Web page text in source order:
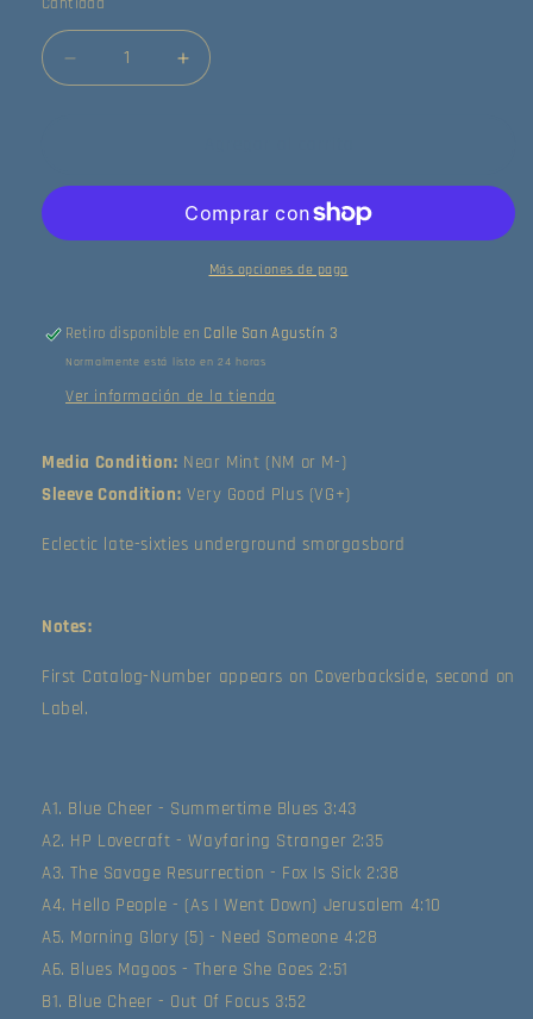
Cantidad
Reducir
cantidad
Electric
(LP)
or
M-))
Aumentar
cantidad
Electric
Food
(LP)
(Near
or
M-))
Más opciones de pago
Retiro disponible en Calle San Agustín 3
Normalmente está listo en 24 horas
Ver información de la tienda
Media Condition: Near Mint (NM or M-)
Sleeve Condition: Very Good Plus (VG+)
Eclectic late-sixties underground smorgasbord
Notes:
First Catalog-Number appears on Coverbackside, second on
Label.
A1. Blue Cheer - Summertime Blues 3:43
A2. HP Lovecraft - Wayfaring Stranger 2:35
A3. The Savage Resurrection - Fox Is Sick 2:38
A4. Hello People - (As I Went Down) Jerusalem 4:10
A5. Morning Glory (5) - Need Someone 4:28
A6. Blues Magoos - There She Goes 2:51
B1. Blue Cheer - Out Of Focus 3:52